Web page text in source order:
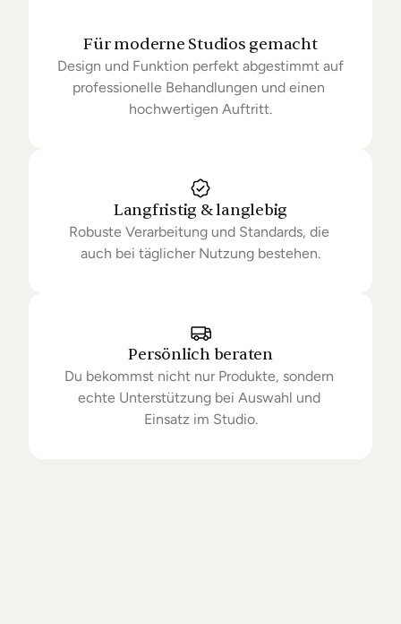
Für moderne Studios gemacht
Design und Funktion perfekt abgestimmt auf
professionelle Behandlungen und einen
hochwertigen Auftritt.
Langfristig & langlebig
Robuste Verarbeitung und Standards, die
auch bei täglicher Nutzung bestehen.
Persönlich beraten
Du bekommst nicht nur Produkte, sondern
echte Unterstützung bei Auswahl und
Einsatz im Studio.